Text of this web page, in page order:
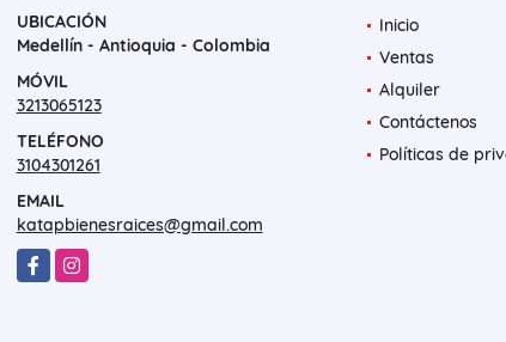
UBICACIÓN
Medellín - Antioquia - Colombia
MÓVIL
3213065123
TELÉFONO
3104301261
EMAIL
katapbienesraices@gmail.com
FacebookInstagram
Inicio
Ventas
Alquiler
Contáctenos
Políticas de